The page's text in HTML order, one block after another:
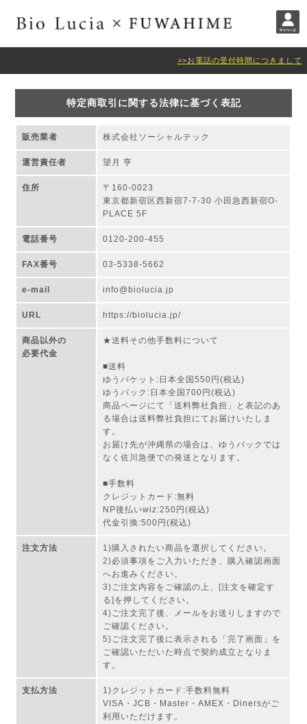
>>お電話の受付時間につきまして
特定商取引に関する法律に基づく表記
販売業者 株式会社ソーシャルテック
運営責任者 望月 亨
住所
〒160-0023
東京都新宿区西新宿7-7-30 小田急西新宿O-
PLACE 5F
電話番号 0120-200-455
FAX番号 03-5338-5662
e-mail info@biolucia.jp
URL https://biolucia.jp/
商品以外の
必要代金
★送料その他手数料について
■送料
ゆうパケット:日本全国550円(税込)
ゆうパック:日本全国700円(税込)
商品ページにて「送料弊社負担」と表記のあ
る場合は送料弊社負担にてお届けいたしま
す。
お届け先が沖縄県の場合は、ゆうパックでは
なく佐川急便での発送となります。
■手数料
クレジットカード:無料
NP後払いwiz:250円(税込)
代金引換:500円(税込)
注文方法
1)購入されたい商品を選択してください。
2)必須事項をご入力いただき、購入確認画面
へお進みください。
3)ご注文内容をご確認の上、[注文を確定す
る]を押してください。
4)ご注文完了後、メールをお送りしますので
ご確認ください。
5)ご注文完了後に表示される「完了画面」を
ご確認いただいた時点で契約成立となりま
す。
支払方法
1)クレジットカード:手数料無料
VISA・JCB・Master・AMEX・Dinersがご
利用いただけます。